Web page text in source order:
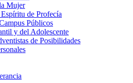
Mujer
de Profecía
Públicos
y del Adolescente
de Posibilidades